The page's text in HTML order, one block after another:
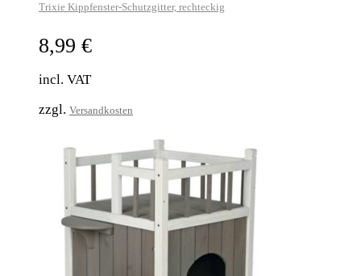
Trixie Kippfenster-Schutzgitter, rechteckig
8,99 €
incl. VAT
zzgl. Versandkosten